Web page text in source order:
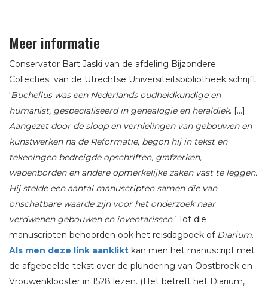
Meer informatie
Conservator Bart Jaski van de afdeling Bijzondere
Collecties van de Utrechtse Universiteitsbibliotheek schrijft:
‘Buchelius was een Nederlands oudheidkundige en
humanist, gespecialiseerd in genealogie en heraldiek. […]
Aangezet door de sloop en vernielingen van gebouwen en
kunstwerken na de Reformatie, begon hij in tekst en
tekeningen bedreigde opschriften, grafzerken,
wapenborden en andere opmerkelijke zaken vast te leggen.
Hij stelde een aantal manuscripten samen die van
onschatbare waarde zijn voor het onderzoek naar
verdwenen gebouwen en inventarissen.’ Tot die
manuscripten behoorden ook het reisdagboek of Diarium.
Als men deze link aanklikt kan men het manuscript met
de afgebeelde tekst over de plundering van Oostbroek en
Vrouwenklooster in 1528 lezen. (Het betreft het Diarium,